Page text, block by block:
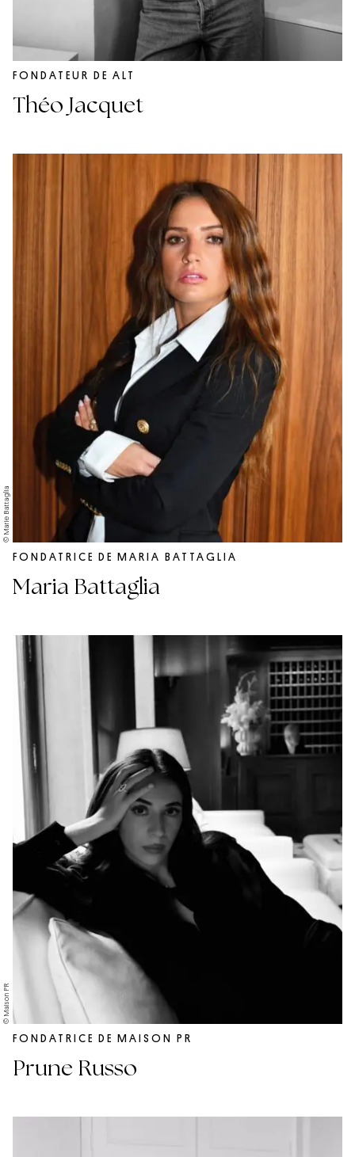
FONDATEUR DE ALT
Théo Jacquet
© Marie Battaglia
FONDATRICE DE MARIA BATTAGLIA
Maria Battaglia
© Maison PR
FONDATRICE DE MAISON PR
Prune Russo